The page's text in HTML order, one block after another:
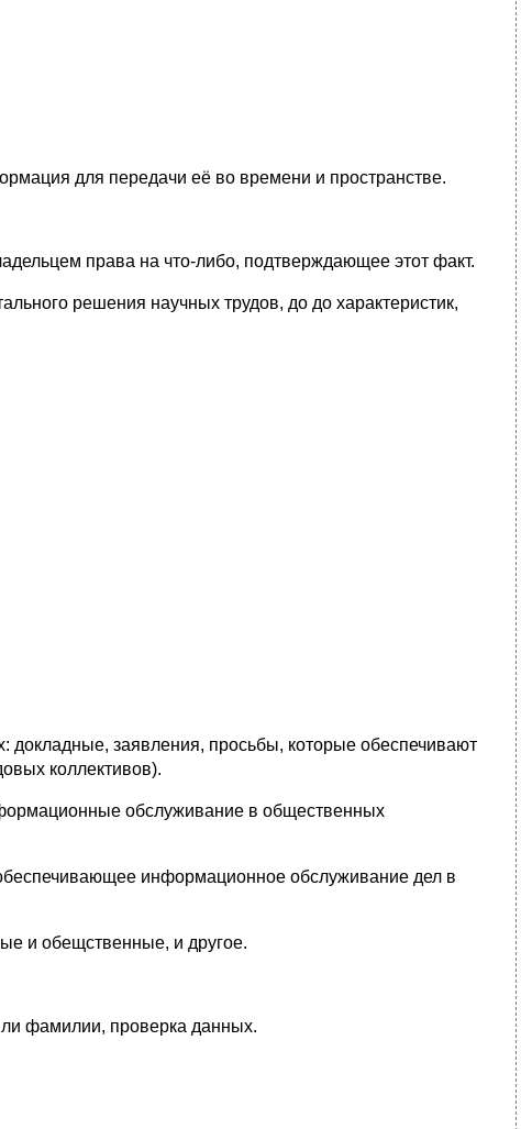
для передачи её во времени и пространстве.
права на что-либо, подтверждающее этот факт.
решения научных трудов, до до характеристик,
докладные, заявления, просьбы, которые обеспечивают
коллективов).
обслуживание в общественных
информационное обслуживание дел в
и обещственные, и другое.
ли фамилии, проверка данных.